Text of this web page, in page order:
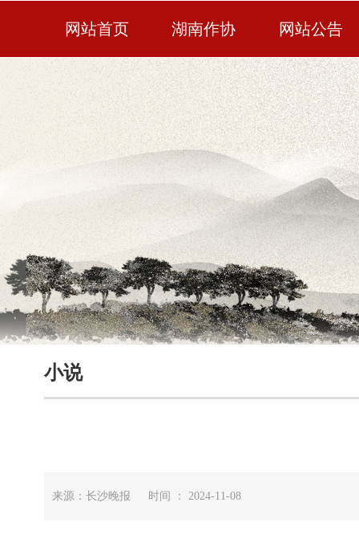
网站首页 湖南作协 网站公告
小说
来源：长沙晚报 时间 ： 2024-11-08